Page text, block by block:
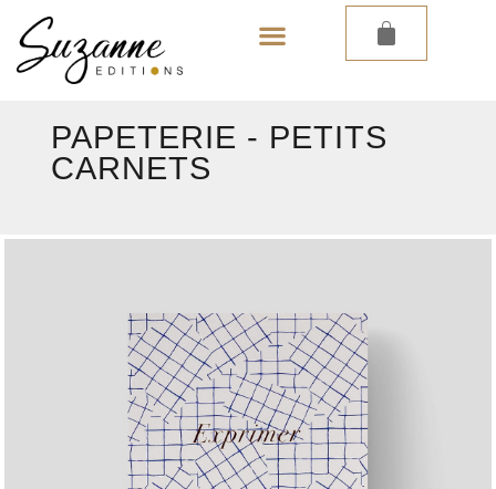
PAPETERIE - PETITS
CARNETS